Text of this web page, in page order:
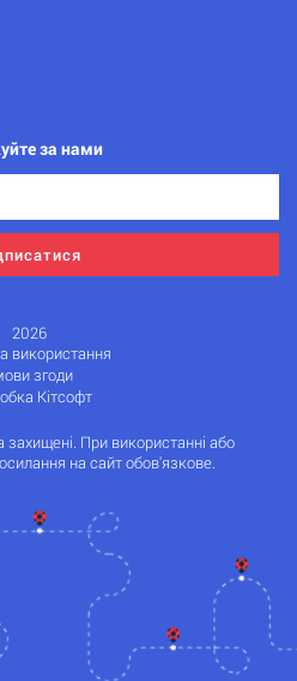
за нами
2026
використання
згоди
Кітсофт
При використанні або
на сайт обов'язкове.